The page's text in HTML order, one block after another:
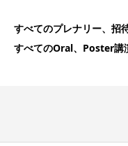
すべてのプレナリー、招
すべてのOral、Poster講